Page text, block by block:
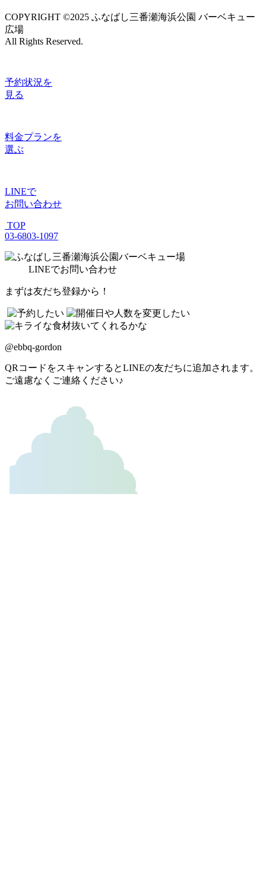
COPYRIGHT ©2025 ふなばし三番瀬海浜公園 バーベキュー
広場
All Rights Reserved.
予約状況を
見る
料金プランを
選ぶ
LINEで
お問い合わせ
TOP
03-6803-1097
LINEでお問い合わせ
まずは友だち登録から！
@ebbq-gordon
QRコードをスキャンするとLINEの友だちに追加されます。
ご遠慮なくご連絡ください♪